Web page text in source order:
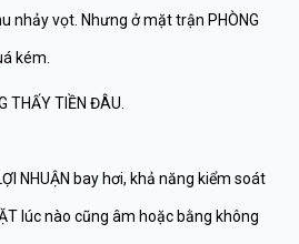
nhảy vọt. Nhưng ở mặt trận PHÒNG
kém.
THẤY TIỀN ĐÂU.
NHUẬN bay hơi, khả năng kiểm soát
lúc nào cũng âm hoặc bằng không